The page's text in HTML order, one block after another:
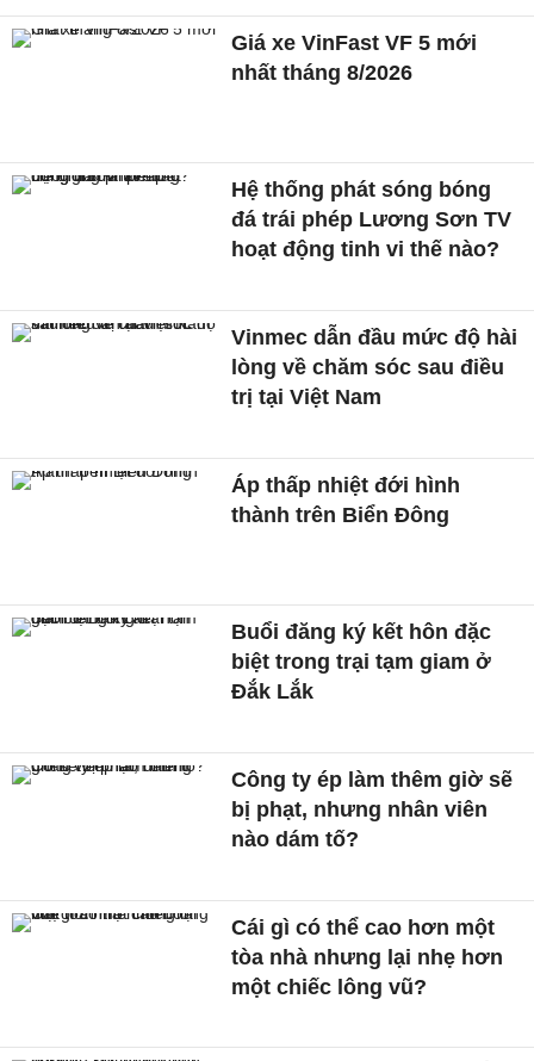
Giá xe VinFast VF 5 mới
nhất tháng 8/2026
Hệ thống phát sóng bóng
đá trái phép Lương Sơn TV
hoạt động tinh vi thế nào?
Vinmec dẫn đầu mức độ hài
lòng về chăm sóc sau điều
trị tại Việt Nam
Áp thấp nhiệt đới hình
thành trên Biển Đông
Buổi đăng ký kết hôn đặc
biệt trong trại tạm giam ở
Đắk Lắk
Công ty ép làm thêm giờ sẽ
bị phạt, nhưng nhân viên
nào dám tố?
Cái gì có thể cao hơn một
tòa nhà nhưng lại nhẹ hơn
một chiếc lông vũ?